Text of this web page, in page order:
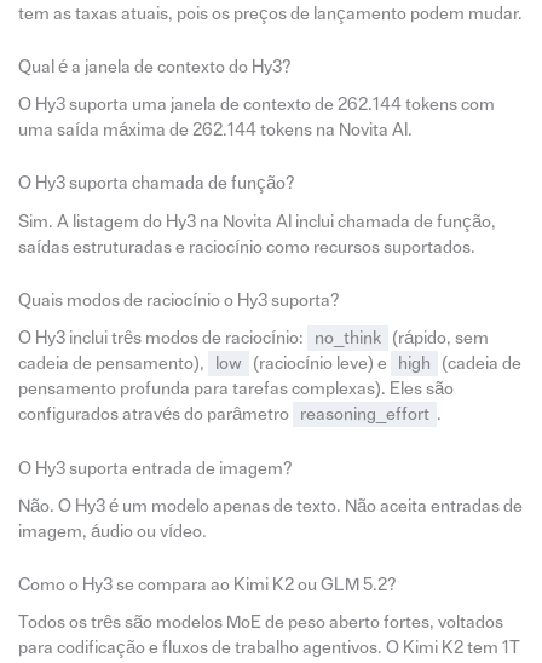
tem as taxas atuais, pois os preços de lançamento podem mudar.
Qual é a janela de contexto do Hy3?
O Hy3 suporta uma janela de contexto de 262.144 tokens com
uma saída máxima de 262.144 tokens na Novita AI.
O Hy3 suporta chamada de função?
Sim. A listagem do Hy3 na Novita AI inclui chamada de função,
saídas estruturadas e raciocínio como recursos suportados.
Quais modos de raciocínio o Hy3 suporta?
O Hy3 inclui três modos de raciocínio: no_think
(rápido, sem
cadeia de pensamento),
low (raciocínio leve) e high
(cadeia de
pensamento profunda para tarefas complexas). Eles são
configurados através do parâmetro
reasoning_effort .
O Hy3 suporta entrada de imagem?
Não. O Hy3 é um modelo apenas de texto. Não aceita entradas de
imagem, áudio ou vídeo.
Como o Hy3 se compara ao Kimi K2 ou GLM 5.2?
Todos os três são modelos MoE de peso aberto fortes, voltados
para codificação e fluxos de trabalho agentivos. O Kimi K2 tem 1T